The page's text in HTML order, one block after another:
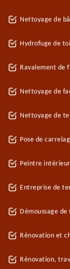
Nettoyage de
Hydrofuge de
Ravalement de
Nettoyage de
Nettoyage de
Pose de
Peintre
Entreprise de
Démoussage
Rénovation et
Rénovation,